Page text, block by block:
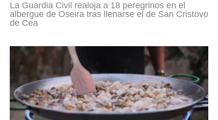
La Guardia Civil realoja a 18 peregrinos en el
albergue de Oseira tras llenarse el de San Cristovo
de Cea